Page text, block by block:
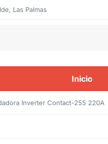
Las Palmas
Inicio
Inverter Contact-255 220A